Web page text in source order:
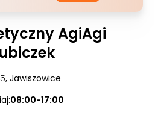
AgiAgi
| 5, Jawiszowice
08:00-17:00